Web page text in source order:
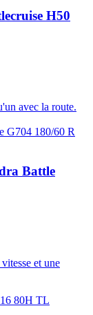
H50
avec la route.
Battle
et une